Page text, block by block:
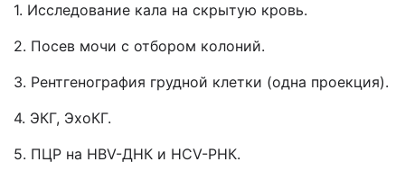
1. Исследование кала на скрытую кровь.
2. Посев мочи с отбором колоний.
3. Рентгенография грудной клетки (одна проекция).
4. ЭКГ, ЭхоКГ.
5. ПЦР на HBV-ДНК и HCV-РНК.